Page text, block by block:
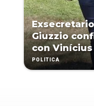
Giuzzio
con Vinícius
POLÍTICA